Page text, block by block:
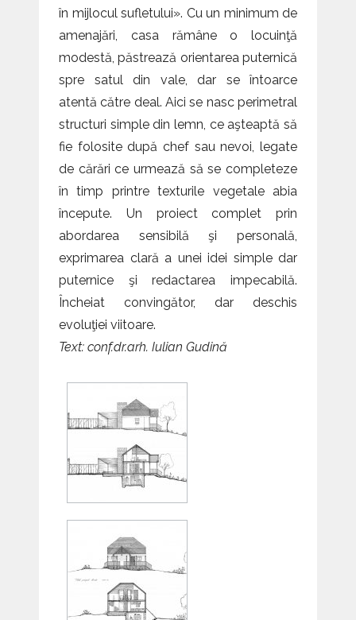
în mijlocul sufletului». Cu un minimum de
amenajări, casa rămâne o locuinţă
modestă, păstrează orientarea puternică
spre satul din vale, dar se întoarce
atentă către deal. Aici se nasc perimetral
structuri simple din lemn, ce aşteaptă să
fie folosite după chef sau nevoi, legate
de cărări ce urmează să se completeze
în timp printre texturile vegetale abia
începute. Un proiect complet prin
abordarea sensibilă şi personală,
exprimarea clară a unei idei simple dar
puternice şi redactarea impecabilă.
Încheiat convingător, dar deschis
evoluţiei viitoare.
Text: conf.dr.arh. Iulian Gudină